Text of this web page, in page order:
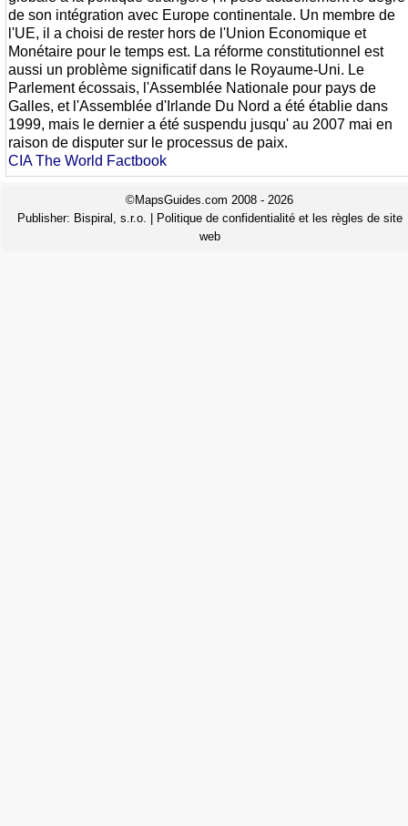
de son intégration avec Europe continentale. Un membre de
l'UE, il a choisi de rester hors de l'Union Economique et
Monétaire pour le temps est. La réforme constitutionnel est
aussi un problème significatif dans le Royaume-Uni. Le
Parlement écossais, l'Assemblée Nationale pour pays de
Galles, et l'Assemblée d'Irlande Du Nord a été établie dans
1999, mais le dernier a été suspendu jusqu' au 2007 mai en
raison de disputer sur le processus de paix.
CIA The World Factbook
©MapsGuides.com 2008 - 2026
Publisher: Bispiral, s.r.o.
Politique de confidentialité et les règles de site
web